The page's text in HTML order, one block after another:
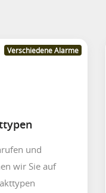
Verschiedene Alarme
und
wir Sie auf